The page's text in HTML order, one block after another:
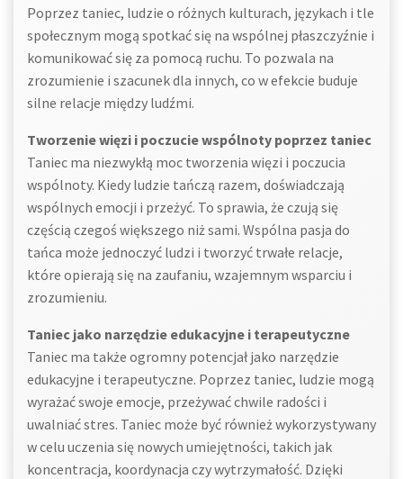
Poprzez taniec, ludzie o różnych kulturach, językach i tle
społecznym mogą spotkać się na wspólnej płaszczyźnie i
komunikować się za pomocą ruchu. To pozwala na
zrozumienie i szacunek dla innych, co w efekcie buduje
silne relacje między ludźmi.
Tworzenie więzi i poczucie wspólnoty poprzez taniec
Taniec ma niezwykłą moc tworzenia więzi i poczucia
wspólnoty. Kiedy ludzie tańczą razem, doświadczają
wspólnych emocji i przeżyć. To sprawia, że czują się
częścią czegoś większego niż sami. Wspólna pasja do
tańca może jednoczyć ludzi i tworzyć trwałe relacje,
które opierają się na zaufaniu, wzajemnym wsparciu i
zrozumieniu.
Taniec jako narzędzie edukacyjne i terapeutyczne
Taniec ma także ogromny potencjał jako narzędzie
edukacyjne i terapeutyczne. Poprzez taniec, ludzie mogą
wyrażać swoje emocje, przeżywać chwile radości i
uwalniać stres. Taniec może być również wykorzystywany
w celu uczenia się nowych umiejętności, takich jak
koncentracja, koordynacja czy wytrzymałość. Dzięki